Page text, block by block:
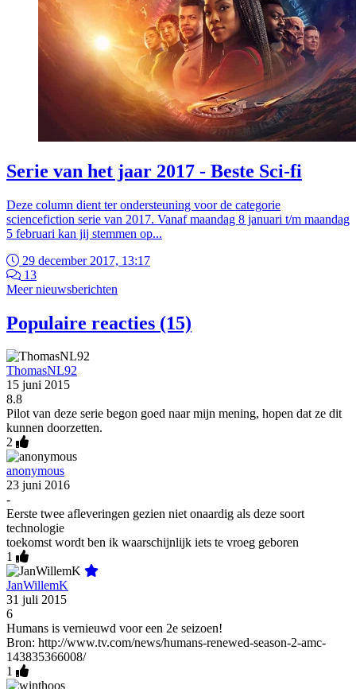
Serie van het jaar 2017 - Beste Sci-fi
Deze column dient ter ondersteuning voor de categorie
sciencefiction serie van 2017. Vanaf maandag 8 januari t/m maandag
5 februari kan jij stemmen op...
29 december 2017, 13:17
13
Meer nieuwsberichten
Populaire reacties (15)
ThomasNL92
15 juni 2015
8.8
Pilot van deze serie begon goed naar mijn mening, hopen dat ze dit
kunnen doorzetten.
2
anonymous
23 juni 2016
-
Eerste twee afleveringen gezien niet onaardig als deze soort
technologie
toekomst wordt ben ik waarschijnlijk iets te vroeg geboren
1
JanWillemK
31 juli 2015
6
Humans is vernieuwd voor een 2e seizoen!
Bron: http://www.tv.com/news/humans-renewed-season-2-amc-
143835366008/
1